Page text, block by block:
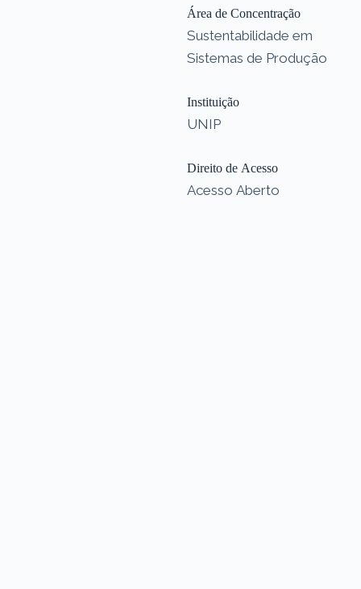
Área de Concentração
Sustentabilidade em
Sistemas de Produção
Instituição
UNIP
Direito de Acesso
Acesso Aberto